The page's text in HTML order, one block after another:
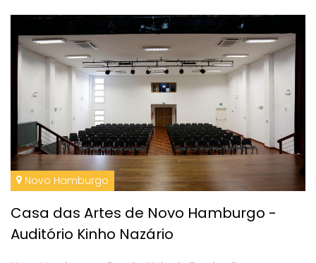
Novo Hamburgo
Casa das Artes de Novo Hamburgo -
Auditório Kinho Nazário